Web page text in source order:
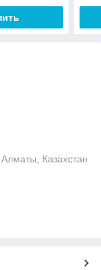
Казахстан